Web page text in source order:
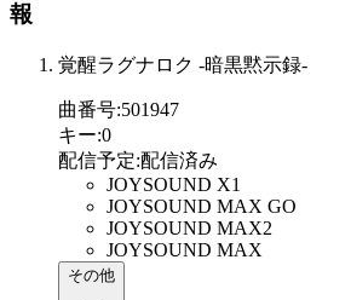
報
覚醒ラグナロク -暗黒黙示録-
曲番号:501947
キー:0
配信予定:配信済み
JOYSOUND X1
JOYSOUND MAX GO
JOYSOUND MAX2
JOYSOUND MAX
その他